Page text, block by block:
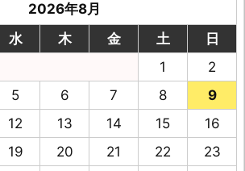
2026年8月
水 木 金 土
日
1
2
5 6 7 8
9
12 13 14 15
16
19 20 21 22
23